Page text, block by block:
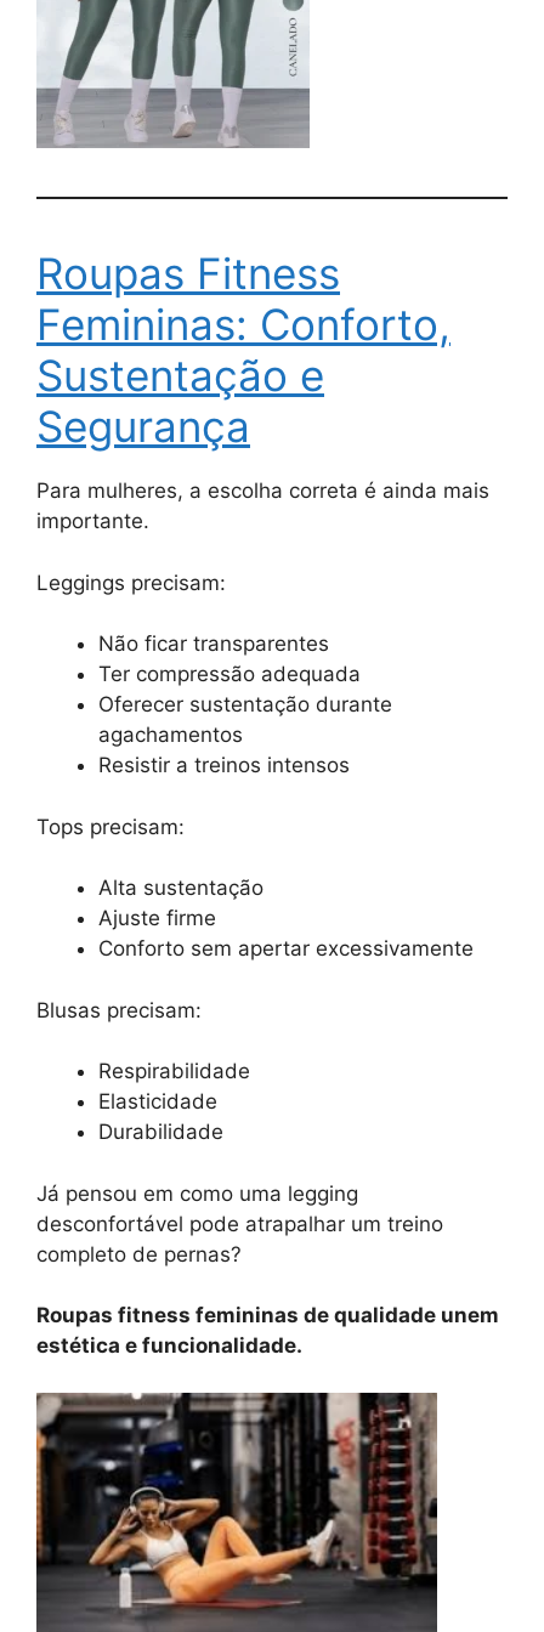
Roupas Fitness
Femininas: Conforto,
Sustentação e
Segurança
Para mulheres, a escolha correta é ainda mais
importante.
Leggings precisam:
Não ficar transparentes
Ter compressão adequada
Oferecer sustentação durante
agachamentos
Resistir a treinos intensos
Tops precisam:
Alta sustentação
Ajuste firme
Conforto sem apertar excessivamente
Blusas precisam:
Respirabilidade
Elasticidade
Durabilidade
Já pensou em como uma legging
desconfortável pode atrapalhar um treino
completo de pernas?
Roupas fitness femininas de qualidade unem
estética e funcionalidade.